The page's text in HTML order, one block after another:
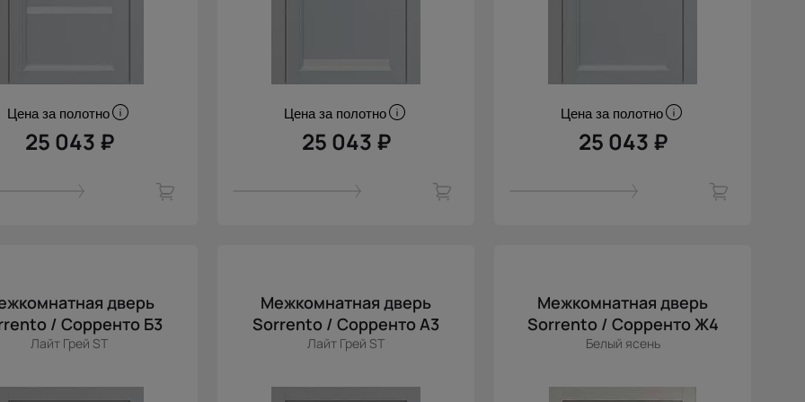
Цена за полотно
25 043 ₽
Цена за полотно
25 043 ₽
Цена за полотно
25 043 ₽
дверь
/ Сорренто Б3
Лайт Грей ST
Межкомнатная дверь
Sorrento / Сорренто А3
Лайт Грей ST
Межкомнатная дверь
Sorrento / Сорренто Ж4
Белый ясень